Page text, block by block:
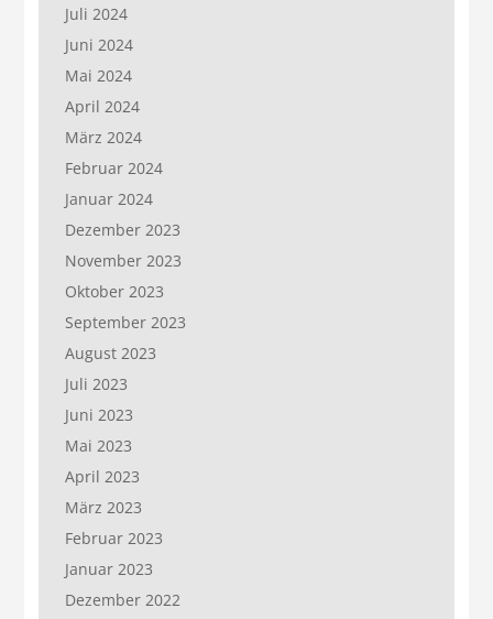
Juli 2024
Juni 2024
Mai 2024
April 2024
März 2024
Februar 2024
Januar 2024
Dezember 2023
November 2023
Oktober 2023
September 2023
August 2023
Juli 2023
Juni 2023
Mai 2023
April 2023
März 2023
Februar 2023
Januar 2023
Dezember 2022